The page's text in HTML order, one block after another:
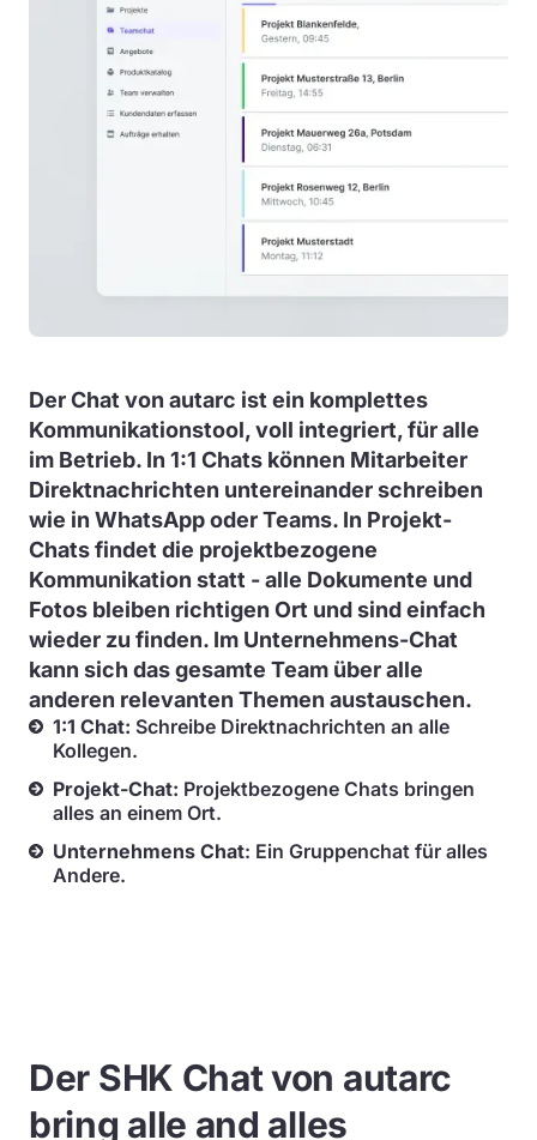
Der Chat von autarc ist ein komplettes
Kommunikationstool, voll integriert, für alle
im Betrieb. In 1:1 Chats können Mitarbeiter
Direktnachrichten untereinander schreiben
wie in WhatsApp oder Teams. In Projekt-
Chats findet die projektbezogene
Kommunikation statt - alle Dokumente und
Fotos bleiben richtigen Ort und sind einfach
wieder zu finden. Im Unternehmens-Chat
kann sich das gesamte Team über alle
anderen relevanten Themen austauschen.
1:1 Chat: Schreibe Direktnachrichten an alle
Kollegen.
Projekt-Chat: Projektbezogene Chats bringen
alles an einem Ort.
Unternehmens Chat: Ein Gruppenchat für alles
Andere.
Der SHK Chat von autarc
bring alle and alles